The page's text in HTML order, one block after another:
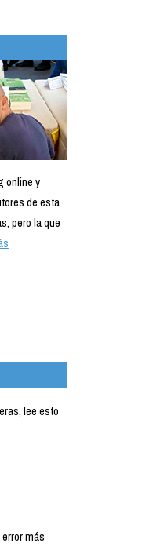
online y
de esta
pero la que
lee esto
más